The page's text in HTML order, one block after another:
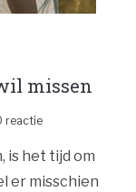
missen
reactie
is het tijd om
er misschien